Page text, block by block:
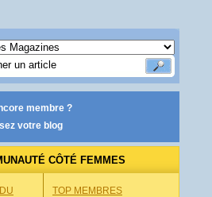
membre ?
votre blog
CÔTÉ FEMMES
TOP MEMBRES